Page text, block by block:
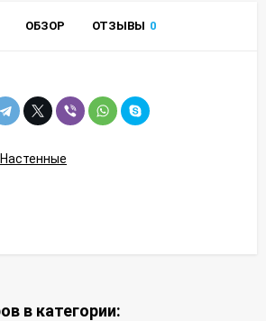
ОБЗОР ОТЗЫВЫ 0
Настенные
в категории: